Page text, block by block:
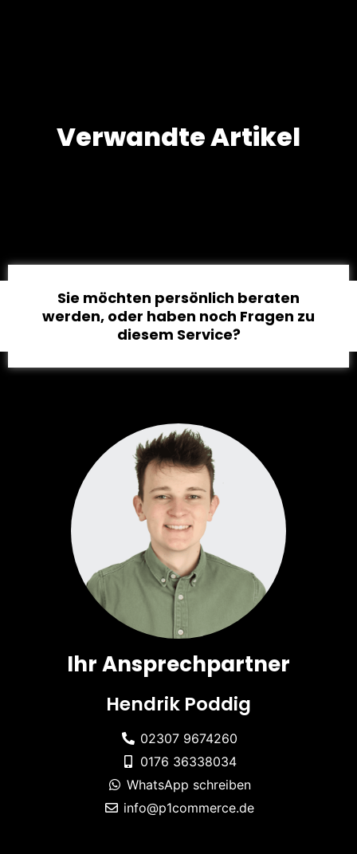
Verwandte Artikel
Sie möchten persönlich beraten
werden, oder haben noch Fragen zu
diesem Service?
Ihr Ansprechpartner
Hendrik Poddig
02307 9674260
0176 36338034
WhatsApp schreiben
info@p1commerce.de